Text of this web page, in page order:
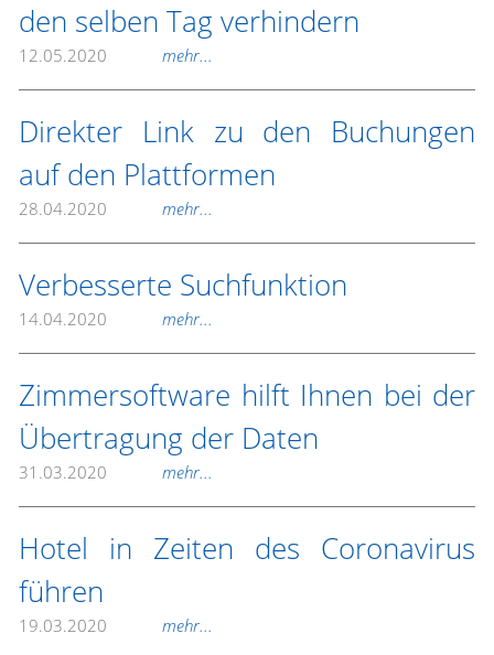
den selben Tag verhindern
12.05.2020 mehr...
Direkter Link zu den Buchungen
auf den Plattformen
28.04.2020 mehr...
Verbesserte Suchfunktion
14.04.2020 mehr...
Zimmersoftware hilft Ihnen bei der
Übertragung der Daten
31.03.2020 mehr...
Hotel in Zeiten des Coronavirus
führen
19.03.2020 mehr...